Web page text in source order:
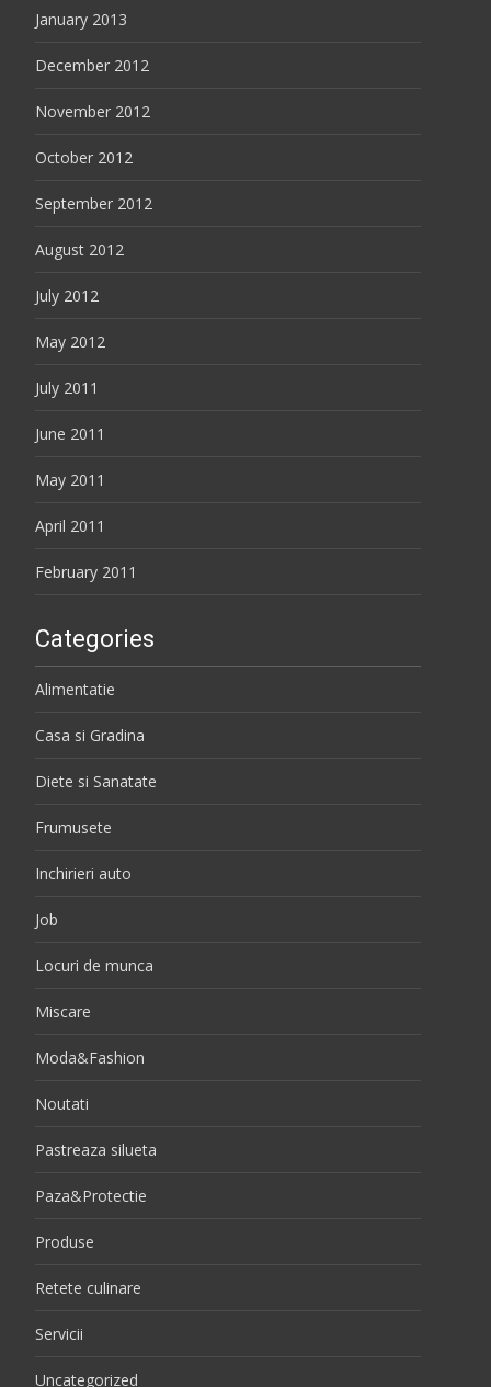
January 2013
December 2012
November 2012
October 2012
September 2012
August 2012
July 2012
May 2012
July 2011
June 2011
May 2011
April 2011
February 2011
Categories
Alimentatie
Casa si Gradina
Diete si Sanatate
Frumusete
Inchirieri auto
Job
Locuri de munca
Miscare
Moda&Fashion
Noutati
Pastreaza silueta
Paza&Protectie
Produse
Retete culinare
Servicii
Uncategorized